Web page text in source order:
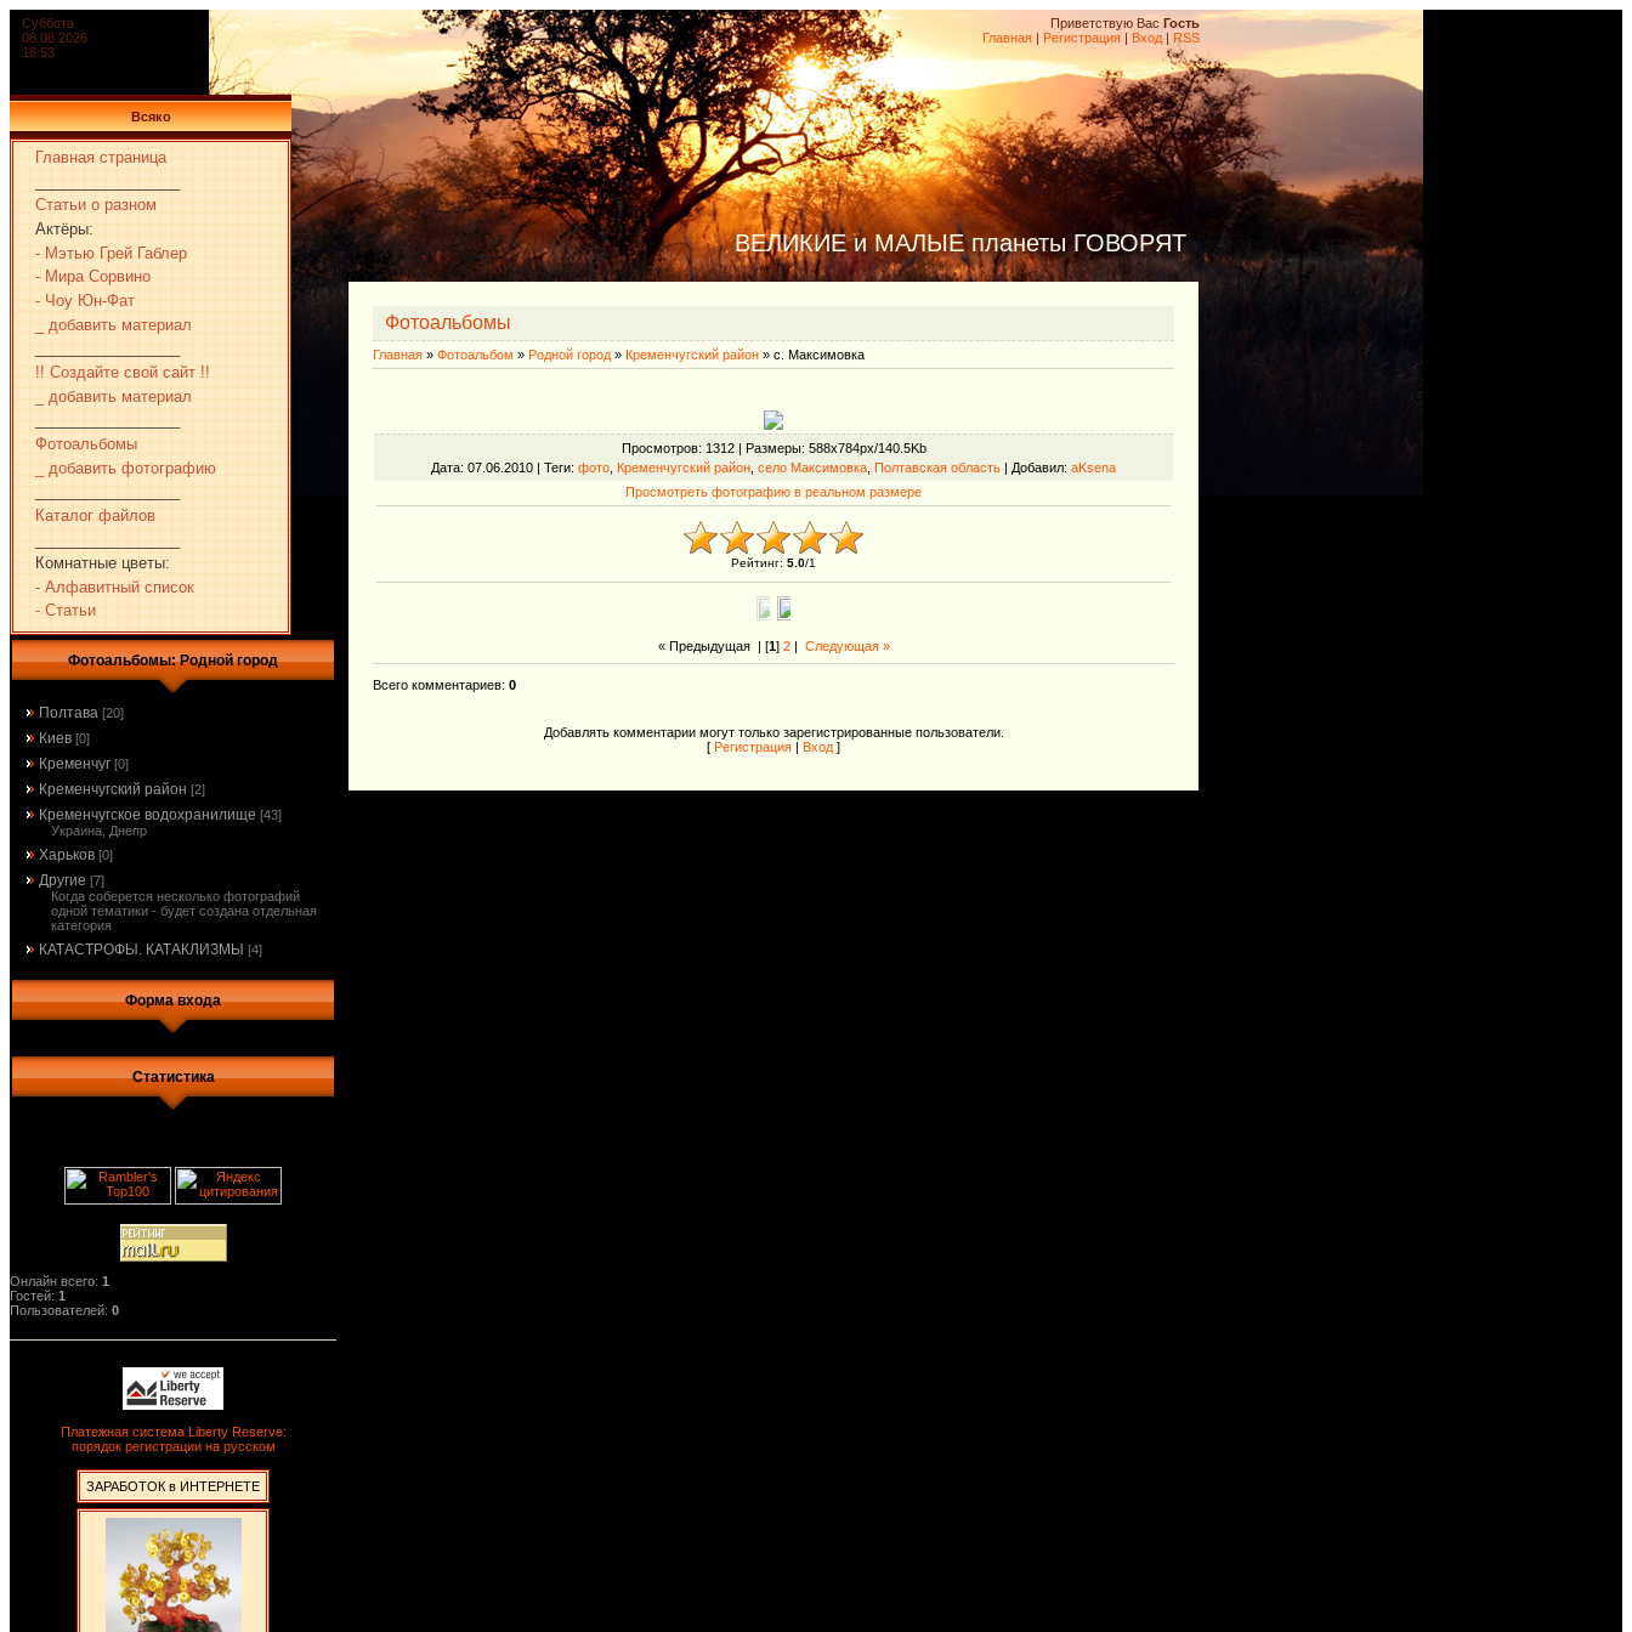
Суббота
08.08.2026
18:53
Приветствую Вас Гость
Главная | Регистрация | Вход | RSS
Всяко
Главная страница
Статьи о разном
Актёры:
- Мэтью Грей Габлер
- Мира Сорвино
- Чоу Юн-Фат
_ добавить материал
!! Создайте свой сайт !!
_ добавить материал
Фотоальбомы
_ добавить фотографию
Каталог файлов
Комнатные цветы:
- Алфавитный список
- Статьи
Фотоальбомы: Родной город
Полтава [20]
Киев [0]
Кременчуг [0]
Кременчугский район [2]
Кременчугское водохранилище [43]
Украина, Днепр
Харьков [0]
Другие [7]
Когда соберется несколько фотографий
одной тематики - будет создана отдельная
категория
КАТАСТРОФЫ. КАТАКЛИЗМЫ [4]
Форма входа
Статистика
Онлайн всего: 1
Гостей: 1
Пользователей: 0
Платежная система Liberty Reserve:
порядок регистрации на русском
ЗАРАБОТОК в ИНТЕРНЕТЕ
ВЕЛИКИЕ и МАЛЫЕ планеты ГОВОРЯТ
Фотоальбомы
Главная » Фотоальбом » Родной город » Кременчугский район » с. Максимовка
Просмотров: 1312 | Размеры: 588x784px/140.5Kb
Дата: 07.06.2010 | Теги: фото Кременчугский район село Максимовка Полтавская область | Добавил: aKsena
Просмотреть фотографию в реальном размере
Рейтинг: 5.0/1
« Предыдущая| [1] 2| Следующая »
Всего комментариев: 0
Добавлять комментарии могут только зарегистрированные пользователи.
[ Регистрация Вход ]